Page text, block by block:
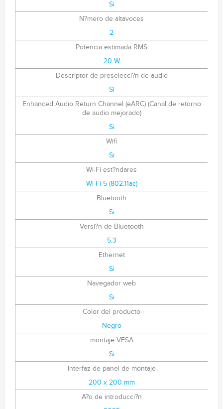
Si
N?mero de altavoces
2
Potencia estimada RMS
20 W
Descriptor de preselecci?n de audio
Si
Enhanced Audio Return Channel (eARC) (Canal de retorno
de audio mejorado)
Si
Wifi
Si
Wi-Fi est?ndares
Wi-Fi 5 (802.11ac)
Bluetooth
Si
Versi?n de Bluetooth
5.3
Ethernet
Si
Navegador web
Si
Color del producto
Negro
montaje VESA
Si
Interfaz de panel de montaje
200 x 200 mm
A?o de introducci?n